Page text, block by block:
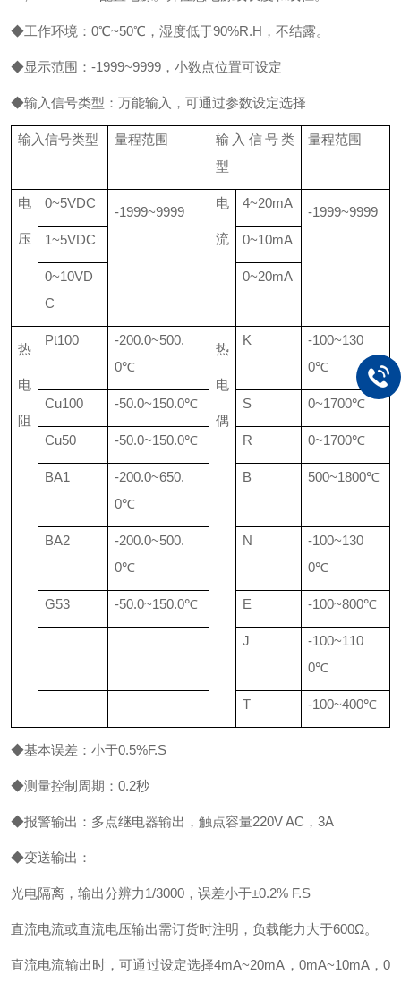
◆工作环境：0℃~50℃，湿度低于90%R.H，不结露。
◆显示范围：-1999~9999，小数点位置可设定
◆输入信号类型：万能输入，可通过参数设定选择
输入信号类型 量程范围
输入信号类
型
量程范围
电
压
0~5VDC
-1999~9999
电
流
4~20mA
-1999~9999
1~5VDC
0~10mA
0~10VD
C
0~20mA
热
电
阻
Pt100
-200.0~500.
0℃
热
电
偶
K
-100~130
0℃
Cu100 -50.0~150.0℃ S 0~1700℃
Cu50 -50.0~150.0℃ R 0~1700℃
BA1
-200.0~650.
0℃
B 500~1800℃
BA2
-200.0~500.
0℃
N
-100~130
0℃
G53 -50.0~150.0℃ E -100~800℃
J
-100~110
0℃
T -100~400℃
◆基本误差：小于0.5%F.S
◆测量控制周期：0.2秒
◆报警输出：多点继电器输出，触点容量220V AC，3A
◆变送输出：
光电隔离，输出分辨力1/3000，误差小于±0.2% F.S
直流电流或直流电压输出需订货时注明，负载能力大于600Ω。
直流电流输出时，可通过设定选择4mA~20mA，0mA~10mA，0